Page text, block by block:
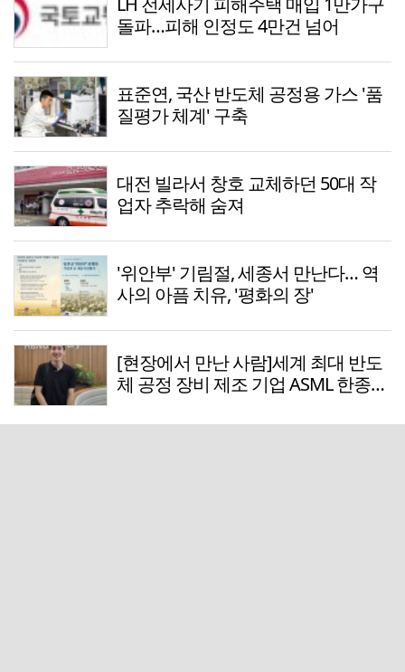
돌파…피해 인정도 4만건 넘어
표준연, 국산 반도체 공정용 가스 '품
질평가 체계' 구축
대전 빌라서 창호 교체하던 50대 작
업자 추락해 숨져
'위안부' 기림절, 세종서 만난다… 역
사의 아픔 치유, '평화의 장'
[현장에서 만난 사람]세계 최대 반도
체 공정 장비 제조 기업 ASML 한종호